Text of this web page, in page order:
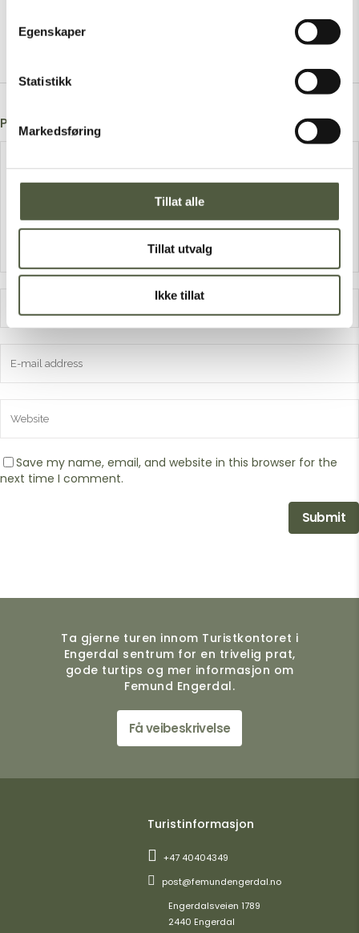
Egenskaper
Statistikk
Markedsføring
Tillat alle
Tillat utvalg
Ikke tillat
Post A Comment
Save my name, email, and website in this browser for the
next time I comment.
Ta gjerne turen innom Turistkontoret i
Engerdal sentrum for en trivelig prat,
gode turtips og mer informasjon om
Femund Engerdal.
Få veibeskrivelse
Turistinformasjon
+47 40404349
post@femundengerdal.no
Engerdalsveien 1789
2440 Engerdal